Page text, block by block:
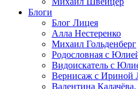
Блоги
Блог Лицея
Алла Нестеренко
Михаил Гольденберг
Родословная с
Видоискатель с
Вернисаж с Ириной
Валентина